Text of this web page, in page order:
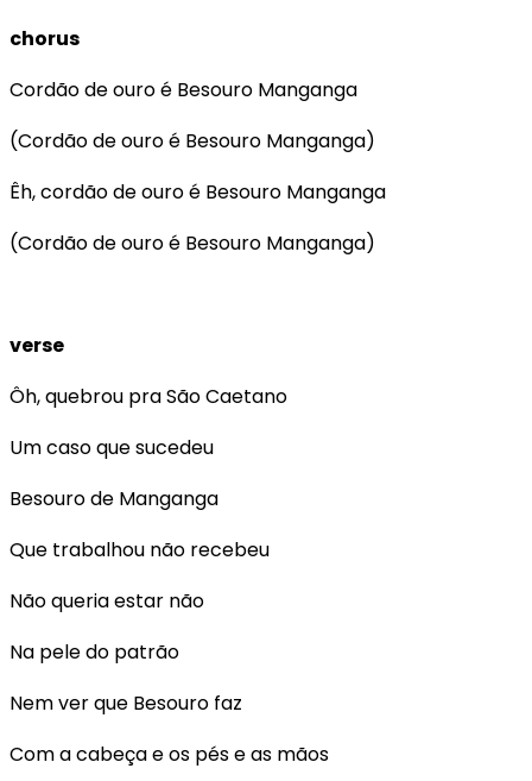
chorus
Cordão de ouro é Besouro Manganga
(Cordão de ouro é Besouro Manganga)
Êh, cordão de ouro é Besouro Manganga
(Cordão de ouro é Besouro Manganga)
verse
Ôh, quebrou pra São Caetano
Um caso que sucedeu
Besouro de Manganga
Que trabalhou não recebeu
Não queria estar não
Na pele do patrão
Nem ver que Besouro faz
Com a cabeça e os pés e as mãos